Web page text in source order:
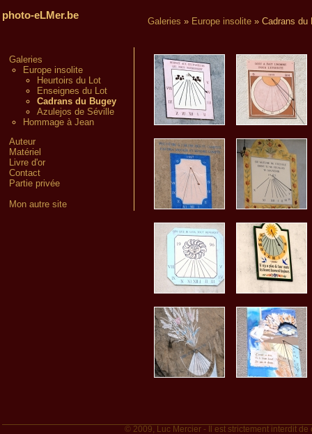
photo-eLMer.be
Galeries
Europe insolite
Heurtoirs du Lot
Enseignes du Lot
Cadrans du Bugey
Azulejos de Séville
Hommage à Jean
Auteur
Matériel
Livre d'or
Contact
Partie privée
Mon autre site
Galeries » Europe insolite » Cadrans du
© 2009, Luc Mercier - Il est strictement interdit